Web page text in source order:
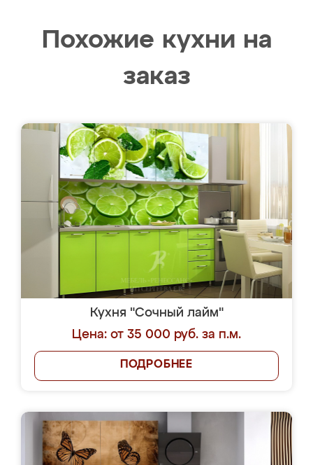
Похожие кухни на
заказ
Кухня "Сочный лайм"
Цена: от 35 000 руб. за п.м.
ПОДРОБНЕЕ